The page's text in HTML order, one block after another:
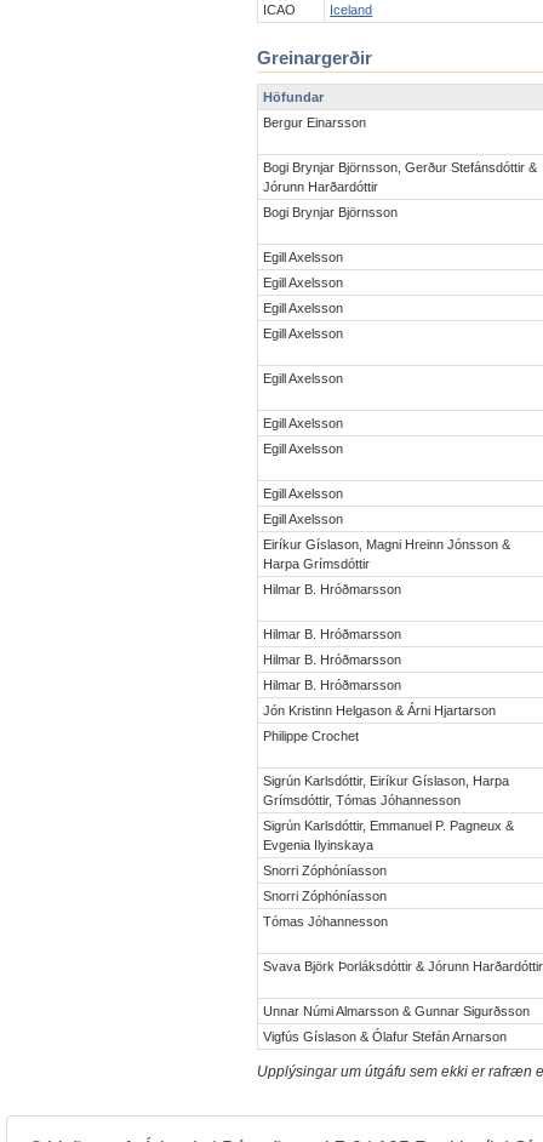
ICAO
Iceland
Greinargerðir
Höfundar
Bergur Einarsson
Bogi Brynjar Björnsson, Gerður Stefánsdóttir &
Jórunn Harðardóttir
Bogi Brynjar Björnsson
Egill Axelsson
Egill Axelsson
Egill Axelsson
Egill Axelsson
Egill Axelsson
Egill Axelsson
Egill Axelsson
Egill Axelsson
Egill Axelsson
Eiríkur Gíslason, Magni Hreinn Jónsson &
Harpa Grímsdóttir
Hilmar B. Hróðmarsson
Hilmar B. Hróðmarsson
Hilmar B. Hróðmarsson
Hilmar B. Hróðmarsson
Jón Kristinn Helgason & Árni Hjartarson
Philippe Crochet
Sigrún Karlsdóttir, Eiríkur Gíslason, Harpa
Grímsdóttir, Tómas Jóhannesson
Sigrún Karlsdóttir, Emmanuel P. Pagneux &
Evgenia Ilyinskaya
Snorri Zóphóníasson
Snorri Zóphóníasson
Tómas Jóhannesson
Svava Björk Þorláksdóttir & Jórunn Harðardóttir
Unnar Númi Almarsson & Gunnar Sigurðsson
Vigfús Gíslason & Ólafur Stefán Arnarson
Upplýsingar um útgáfu sem ekki er rafræn